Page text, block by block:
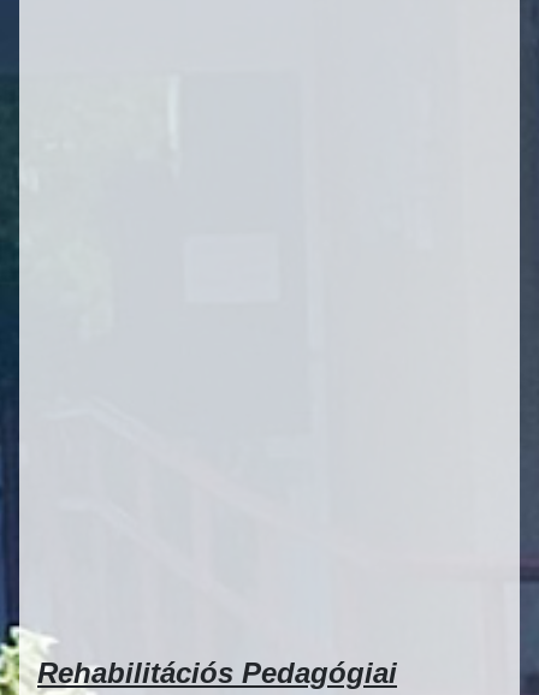
Rehabilitációs Pedagógiai